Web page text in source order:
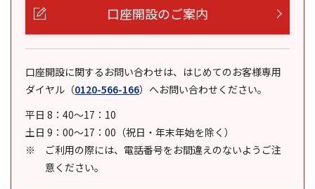
口座開設のご案内
口座開設に関するお問い合わせは、はじめてのお客様専用
ダイヤル （0120-566-166） へお問い合わせください。
平日 8：40～17：10
土日 9：00～17：00（祝日・年末年始を除く）
ご利用の際には、電話番号をお間違えのないようご注
意ください。